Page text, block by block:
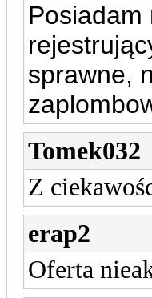
Posiadam
sprawne,
Tomek032
Z
erap2
Oferta